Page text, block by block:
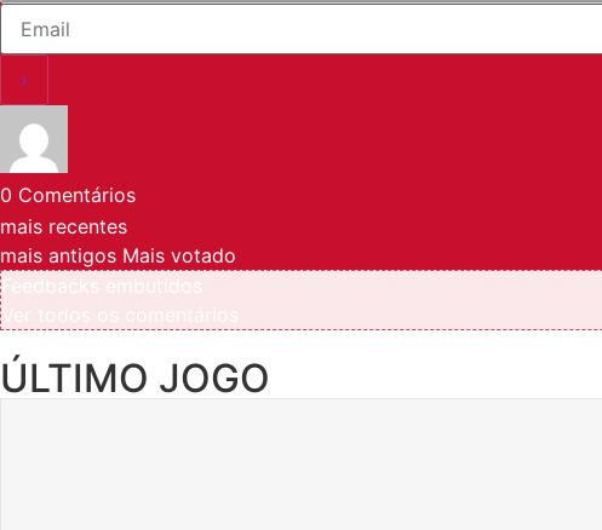
0 Comentários
mais recentes
mais antigos Mais votado
ÚLTIMO JOGO